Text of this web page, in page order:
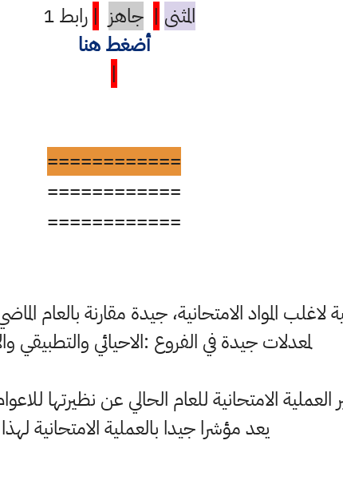
المثنى | جاهز | رابط 1
أضغط هنا
|
============
============
============
لاغلب المواد الامتحانية، جيدة مقارنة بالعام
لمعدلات جيدة في الفروع :الاحيائي والتطبيقي
الامتحانية للعام الحالي عن نظيرتها
يعد مؤشرا جيدا بالعملية الامتحانية